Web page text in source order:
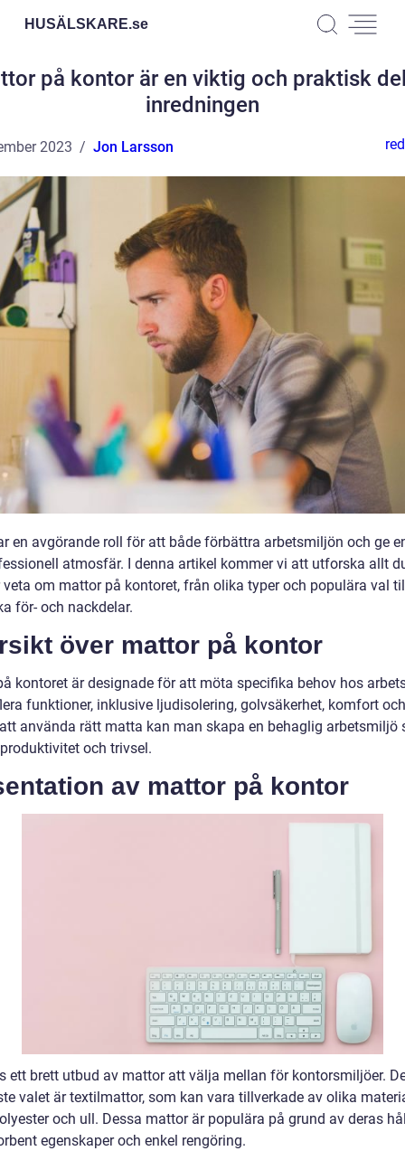
HUSÄLSKARE.se
på kontor är en viktig och praktisk
inredningen
2023 Jon Larsson
en avgörande roll för att både förbättra arbetsmiljön och ge
atmosfär. I denna artikel kommer vi att utforska allt
veta om mattor på kontoret, från olika typer och populära val
för- och nackdelar.
över mattor på kontor
kontoret är designade för att möta specifika behov hos
funktioner, inklusive ljudisolering, golvsäkerhet, komfort
använda rätt matta kan man skapa en behaglig arbetsmiljö
och trivsel.
av mattor på kontor
ett brett utbud av mattor att välja mellan för kontorsmiljöer.
valet är textilmattor, som kan vara tillverkade av olika
och ull. Dessa mattor är populära på grund av deras
egenskaper och enkel rengöring.